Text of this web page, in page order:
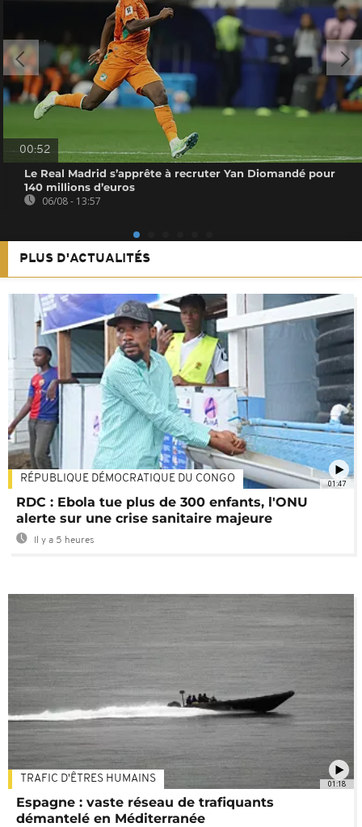
00:52
Le Real Madrid s’apprête à recruter Yan Diomandé pour
140 millions d’euros
06/08 - 13:57
PLUS D'ACTUALITÉS
01:47
RÉPUBLIQUE DÉMOCRATIQUE DU CONGO
RDC : Ebola tue plus de 300 enfants, l'ONU
alerte sur une crise sanitaire majeure
Il y a 5 heures
01:18
TRAFIC D'ÊTRES HUMAINS
Espagne : vaste réseau de trafiquants
démantelé en Méditerranée